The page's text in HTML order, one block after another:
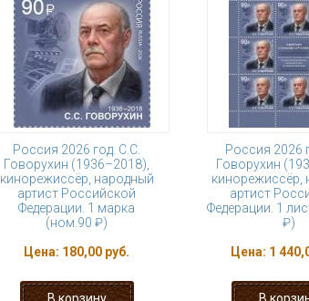
Россия 2026 год. С.С.
Говорухин (1936–2018),
кинорежиссёр, народный
артист Российской
Федерации. 1 марка
(ном.90 ₽)
Цена: 180,00 руб.
Россия 2026
Говорухин
кинорежиссёр,
артист
Федерации. 1
₽)
Цена: 1